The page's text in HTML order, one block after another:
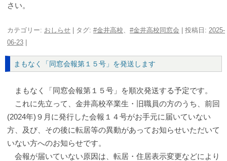
さい。
カテゴリー: おしらせ | タグ: #金井高校 #金井高校同窓会 | 投稿日: 2025-
06-23 |
まもなく「同窓会報第１５号」を発送します
まもなく「同窓会報第１５号」を順次発送する予定です。
これに先立って、金井高校卒業生・旧職員の方のうち、前回
(2024年)９月に発行した会報１４号がお手元に届いていない
方、及び、その後に転居等の異動があってお知らせいただいて
いない方へのお知らせです。
会報が届いていない原因は、転居・住居表示変更などにより